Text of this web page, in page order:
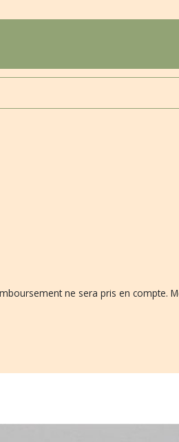
ne sera pris en compte.